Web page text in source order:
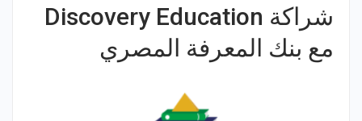
شراكة Discovery Education
مع بنك المعرفة المصري